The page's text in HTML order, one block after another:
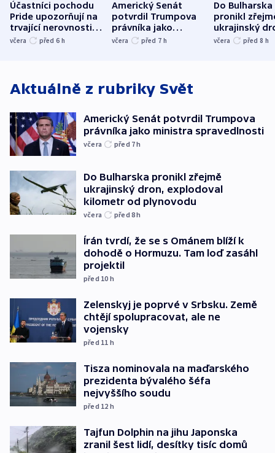
Účastníci pochodu
Pride upozorňují na
trvající nerovnosti i
společenskou
včera před 6 h
Americký Senát
potvrdil Trumpova
právníka jako
ministra
včera před 7 h
Do Bulharska
pronikl
ukrajinský
explodoval
včera před 8 h
Aktuálně z rubriky Svět
Americký Senát potvrdil Trumpova
právníka jako ministra spravedlnosti
včera před 7h
Do Bulharska pronikl zřejmě
ukrajinský dron, explodoval
kilometr od plynovodu
včera před 8h
Írán tvrdí, že se s Ománem blíží k
dohodě o Hormuzu. Tam loď zasáhl
projektil
před 10 h
Zelenskyj je poprvé v Srbsku. Země
chtějí spolupracovat, ale ne
vojensky
před 11 h
Tisza nominovala na maďarského
prezidenta bývalého šéfa
nejvyššího soudu
před 12 h
Tajfun Dolphin na jihu Japonska
zranil šest lidí, desítky tisíc domů